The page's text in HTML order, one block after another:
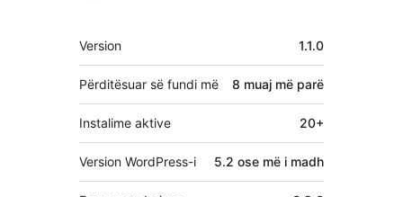
Të
tjera
Version 1.1.0
Përditësuar së fundi më 8 muaj më parë
Instalime aktive 20+
Version WordPress-i 5.2 ose më i madh